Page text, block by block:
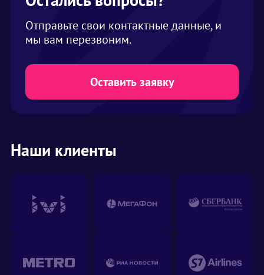
шатре на одного человека закладывается 2
кв. метра. В нашем ассортименте шатры
вместимостью от 2 до 1000 человек
Отправьте свои контактные данные, и
мы вам перезвоним.
Оставить заявку
Наши клиенты